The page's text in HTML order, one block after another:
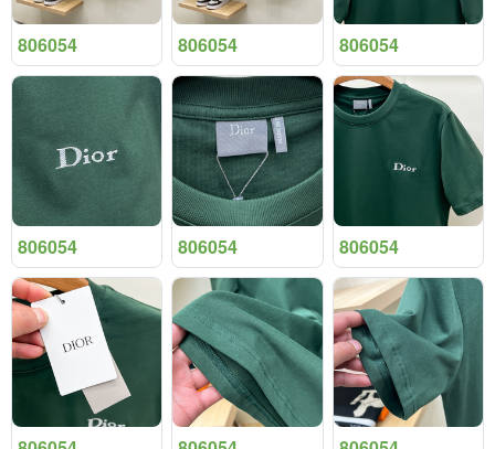
806054 806054 806054
806054 806054 806054